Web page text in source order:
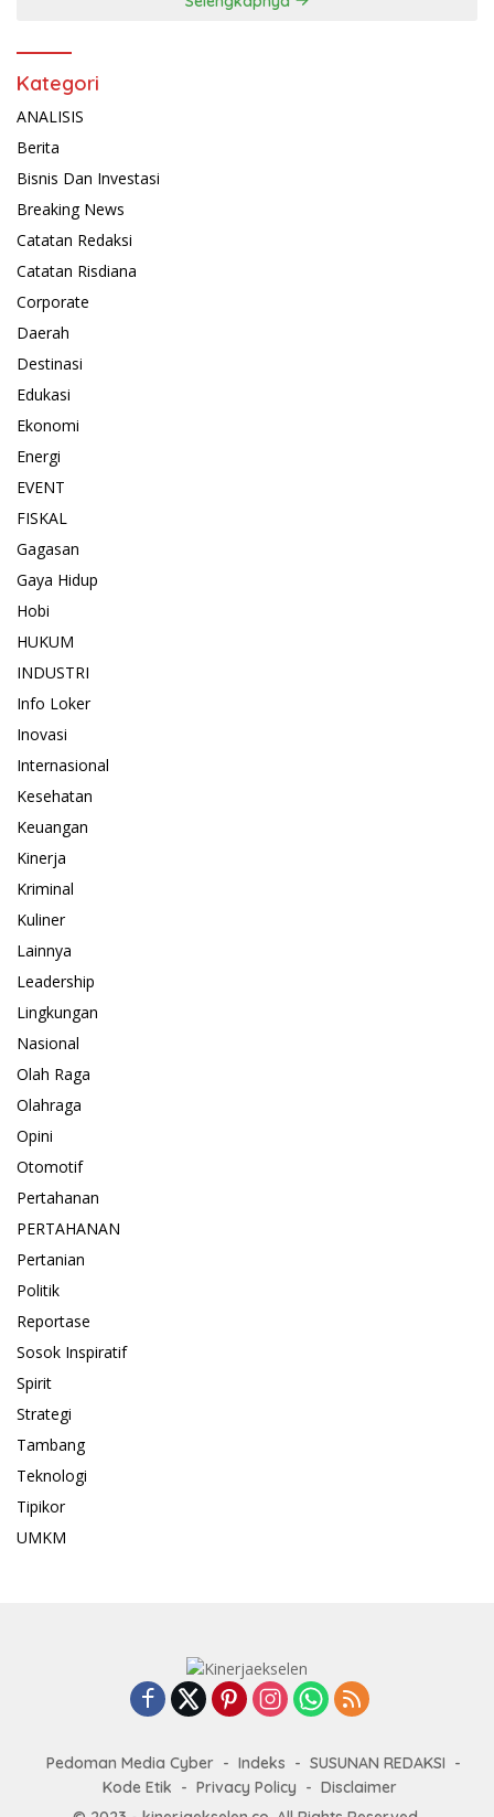
Kategori
ANALISIS
Berita
Bisnis Dan Investasi
Breaking News
Catatan Redaksi
Catatan Risdiana
Corporate
Daerah
Destinasi
Edukasi
Ekonomi
Energi
EVENT
FISKAL
Gagasan
Gaya Hidup
Hobi
HUKUM
INDUSTRI
Info Loker
Inovasi
Internasional
Kesehatan
Keuangan
Kinerja
Kriminal
Kuliner
Lainnya
Leadership
Lingkungan
Nasional
Olah Raga
Olahraga
Opini
Otomotif
Pertahanan
PERTAHANAN
Pertanian
Politik
Reportase
Sosok Inspiratif
Spirit
Strategi
Tambang
Teknologi
Tipikor
UMKM
Pedoman Media Cyber Indeks
SUSUNAN REDAKSI
Kode Etik
Privacy Policy
Disclaimer